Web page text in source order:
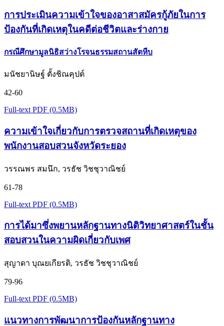
การประเมินความเข้าใจของอาสาสมัครกู้ภัยในการ
ป้องกันที่เกิดเหตุในคดีต่อชีวิตและร่างกาย
กรณีศึกษามูลนิธิสว่างโรจนธรรมสถานสัตหีบ
มนัชยานิษฐ์ ตั้งชิณคุปต์
42-60
Full-text PDF (0.5MB)
ความเข้าใจเกี่ยวกับการตรวจสถานที่เกิดเหตุของ
พนักงานสอบสวนจังหวัดระยอง
วรรณพร สมนึก, วรธัช วิชชุวาณิชย์
61-78
Full-text PDF (0.5MB)
การได้มาซึ่งพยานหลักฐานทางนิติวิทยาศาสตร์ในชั้น
สอบสวนในความผิดเกี่ยวกับเพศ
สุญาดา บุณยเกียรติ, วรธัช วิชชุวาณิชย์
79-96
Full-text PDF (0.5MB)
แนวทางการพัฒนาการป้องกันหลักฐานทาง